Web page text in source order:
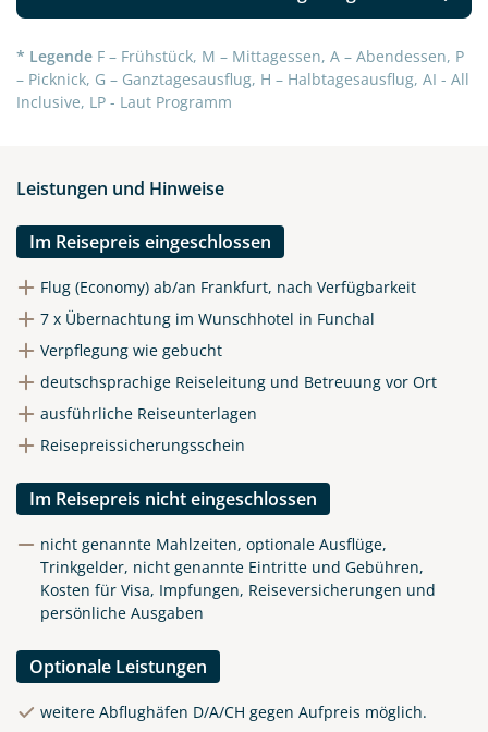
* Legende F – Frühstück, M – Mittagessen, A – Abendessen, P
– Picknick, G – Ganztagesausflug, H – Halbtagesausflug, AI - All
Inclusive, LP - Laut Programm
Leistungen und Hinweise
Im Reisepreis eingeschlossen
Flug (Economy) ab/an Frankfurt, nach Verfügbarkeit
7 x Übernachtung im Wunschhotel in Funchal
Verpflegung wie gebucht
deutschsprachige Reiseleitung und Betreuung vor Ort
ausführliche Reiseunterlagen
Reisepreissicherungsschein
Im Reisepreis nicht eingeschlossen
nicht genannte Mahlzeiten, optionale Ausflüge,
Trinkgelder, nicht genannte Eintritte und Gebühren,
Kosten für Visa, Impfungen, Reiseversicherungen und
persönliche Ausgaben
Optionale Leistungen
weitere Abflughäfen D/A/CH gegen Aufpreis möglich.